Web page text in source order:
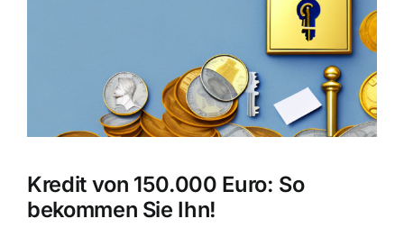
Kredit von 150.000 Euro: So
bekommen Sie Ihn!